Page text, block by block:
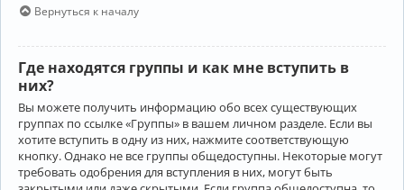
Вернуться к началу
Где находятся группы и как мне вступить в
них?
Вы можете получить информацию обо всех существующих
группах по ссылке «Группы» в вашем личном разделе. Если вы
хотите вступить в одну из них, нажмите соответствующую
кнопку. Однако не все группы общедоступны. Некоторые могут
требовать одобрения для вступления в них, могут быть